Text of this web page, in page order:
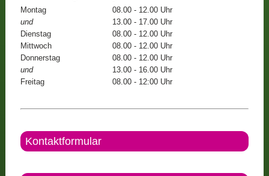
Montag
08.00 - 12.00 Uhr
und
13.00 - 17.00 Uhr
Dienstag
08.00 - 12.00 Uhr
Mittwoch
08.00 - 12.00 Uhr
Donnerstag
08.00 - 12.00 Uhr
und
13.00 - 16.00 Uhr
Freitag
08.00 - 12:00 Uhr
Kontaktformular